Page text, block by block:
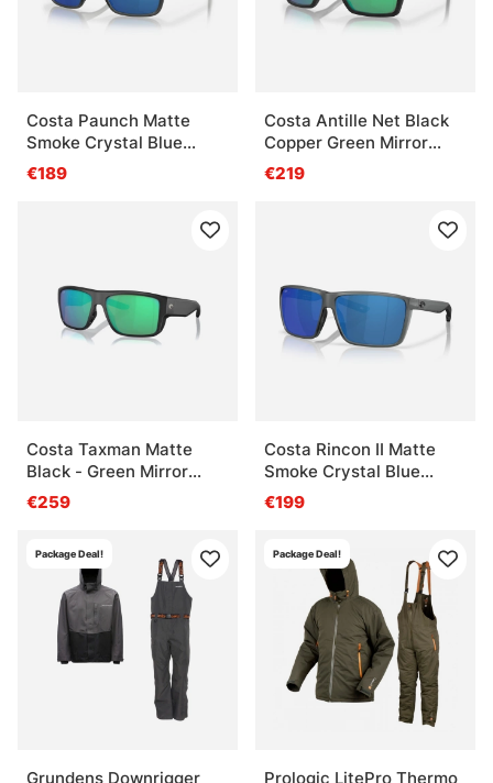
Costa Paunch Matte
Smoke Crystal Blue
Mirror 580P
€189
Costa Antille Net Black
Copper Green Mirror
580G
€219
Costa Taxman Matte
Black - Green Mirror
580G
€259
Costa Rincon II Matte
Smoke Crystal Blue
Mirror 580P
€199
Package Deal!
Grundens Downrigger
Package Deal!
Prologic LitePro Thermo